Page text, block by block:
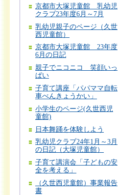
京都市大塚児童館 乳幼児
クラブ23年度6月～7月
乳幼児親子のページ（久世
西児童館）
京都市大塚児童館 23年度
6月の日記
親子でニコニコ 笑顔いっ
ぱい
子育て講座「パパママ自転
車べんきょうかい」
小学生のページ(久世西児
童館)
日本舞踊を体験しよう
乳幼児クラブ24年1月～3月
の日記（大塚児童館）
子育て講演会「子どもの安
全を考える」
（久世西児童館）事業報告
書